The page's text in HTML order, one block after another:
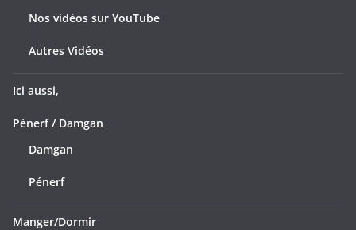
Nos vidéos sur YouTube
Autres Vidéos
Ici aussi,
Pénerf / Damgan
Damgan
Pénerf
Manger/Dormir